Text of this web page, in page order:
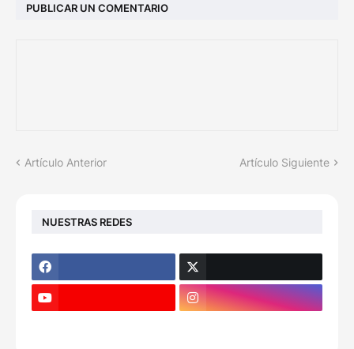
PUBLICAR UN COMENTARIO
Artículo Anterior Artículo Siguiente
NUESTRAS REDES